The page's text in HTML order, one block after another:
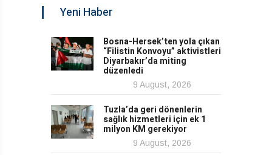
Yeni Haber
Bosna-Hersek’ten yola çıkan
“Filistin Konvoyu” aktivistleri
Diyarbakır’da miting
düzenledi
9 August, 2026
Tuzla’da geri dönenlerin
sağlık hizmetleri için ek 1
milyon KM gerekiyor
9 August, 2026